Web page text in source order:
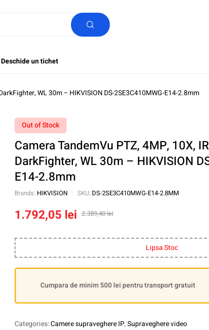
Deschide un tichet
WL 30m – HIKVISION DS-2SE3C410MWG-E14-2.8mm
Out of Stock
Camera TandemVu PTZ, 4MP, 10X,
DarkFighter, WL 30m – HIKVISION
E14-2.8mm
Brands: HIKVISION SKU: DS-2SE3C410MWG-E14-2.8MM
2.389,40lei
1.792,05 lei
Lipsa Stoc
Cumpara de minim 500 lei pentru transport gratuit
Categories:Camere supraveghere IP,Supraveghere video